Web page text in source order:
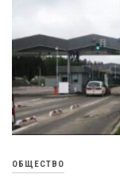
ОБЩЕСТВО